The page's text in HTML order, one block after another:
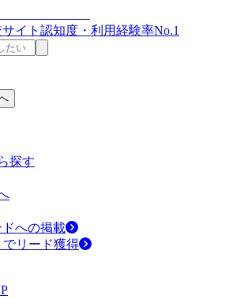
イト 認知度・利用経験率No.1
探す
への掲載
でリード獲得